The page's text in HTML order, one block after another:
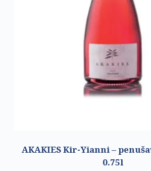
AKAKIES Kir-Yianni –
0.75l